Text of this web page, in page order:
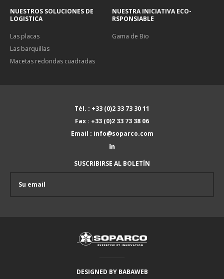
NUESTROS SOLUCIONES DE
LOGISTICA
Las placas
Las barquillas
Macetas redondas cuadradas
NUESTRA INICIATIVA ECO-
RSPONSIABLE
Gama de Bio
Tél. : +33 (0)2 33 73 30 11
Fax : +33 (0)2 33 73 38 06
Email : info@soparco.com
SUSCRIBIRSE AL BOLETÍN
DESIGNED BY BABAWEB